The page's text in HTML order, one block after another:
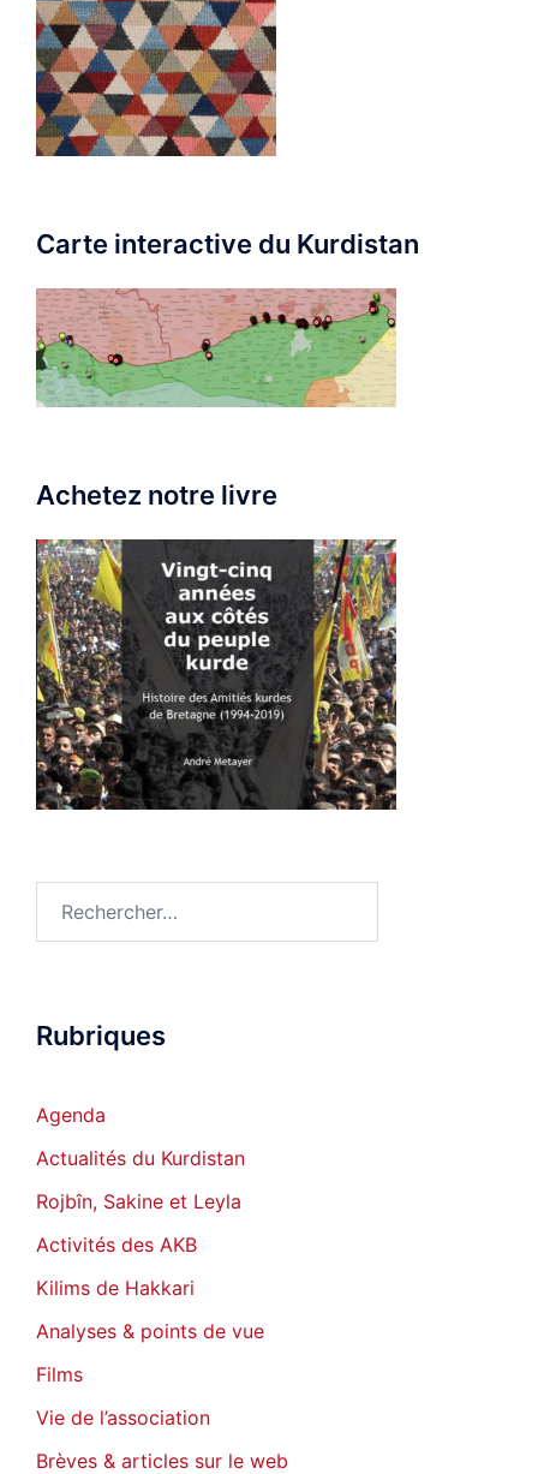
Carte interactive du Kurdistan
Achetez notre livre
Rubriques
Agenda
Actualités du Kurdistan
Rojbîn, Sakine et Leyla
Activités des AKB
Kilims de Hakkari
Analyses & points de vue
Films
Vie de l’association
Brèves & articles sur le web